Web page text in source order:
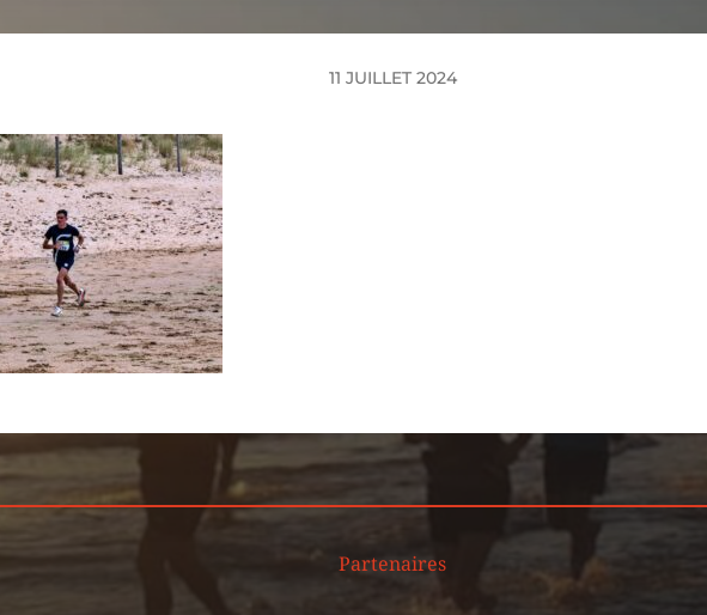
11 JUILLET 2024
Partenaires